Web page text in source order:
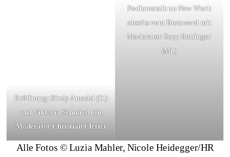
Eröffnung: Sindy Amadei (li.)
und Viktoria Schmied mit
Moderator Christian Clerici
Podiumstalk zu New Work
abseits vom Buzzword mit
Moderator Sepp Buttinger
(Mi.)
Alle Fotos © Luzia Mahler, Nicole Heidegger/HR